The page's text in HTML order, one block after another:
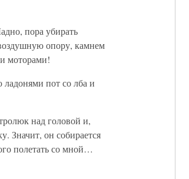
пора убирать
опору, камнем
моторами!
пот со лба и
над головой и,
Значит, он собирается
полетать со мной…